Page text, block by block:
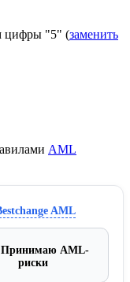
цифры "5" (заменить
AML
AML
Принимаю AML-
риски